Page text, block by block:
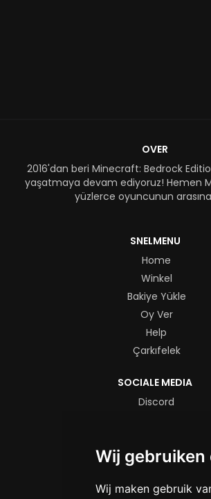
Wij gebruiken
Wij maken gebruik
OVER
2016'dan beri Minecraft: Bedrock
yaşatmaya devam ediyoruz! Hemen
yüzlerce oyuncunun arasına
SNELMENU
Home
Winkel
Bakiye Yükle
Oy Ver
Help
Çarkıfelek
SOCIALE MEDIA
Discord
YouTube
YASAL